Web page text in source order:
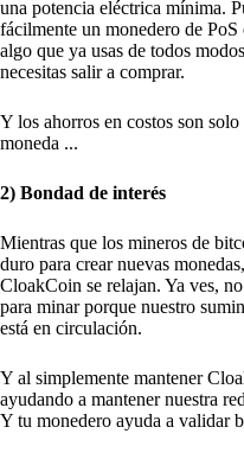
una potencia eléctrica mínima.
fácilmente un monedero de
algo que ya usas de todos
necesitas salir a comprar.
Y los ahorros en costos son solo
moneda ...
2) Bondad de interés
Mientras que los mineros de
duro para crear nuevas
CloakCoin se relajan. Ya ves,
para minar porque nuestro
está en circulación.
Y al simplemente mantener
ayudando a mantener nuestra
Y tu monedero ayuda a validar